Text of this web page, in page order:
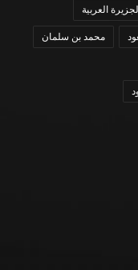
العربية
محمد بن سلمان